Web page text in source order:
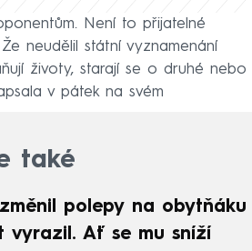
Není to přijatelné
neudělil státní vyznamenání
životy, starají se o druhé nebo
v pátek na svém
také
polepy na obytňáku
vyrazil. Ať se mu sníží